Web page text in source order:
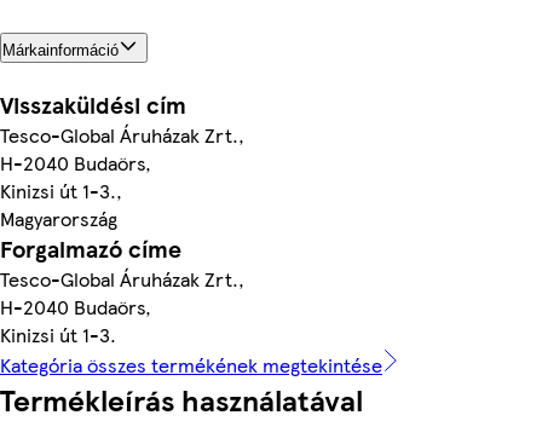
Márkainformáció
Visszaküldési cím
Tesco-Global Áruházak Zrt.,
H-2040 Budaörs,
Kinizsi út 1-3.,
Magyarország
Forgalmazó címe
Tesco-Global Áruházak Zrt.,
H-2040 Budaörs,
Kinizsi út 1-3.
Kategória összes termékének megtekintése
Termékleírás használatával